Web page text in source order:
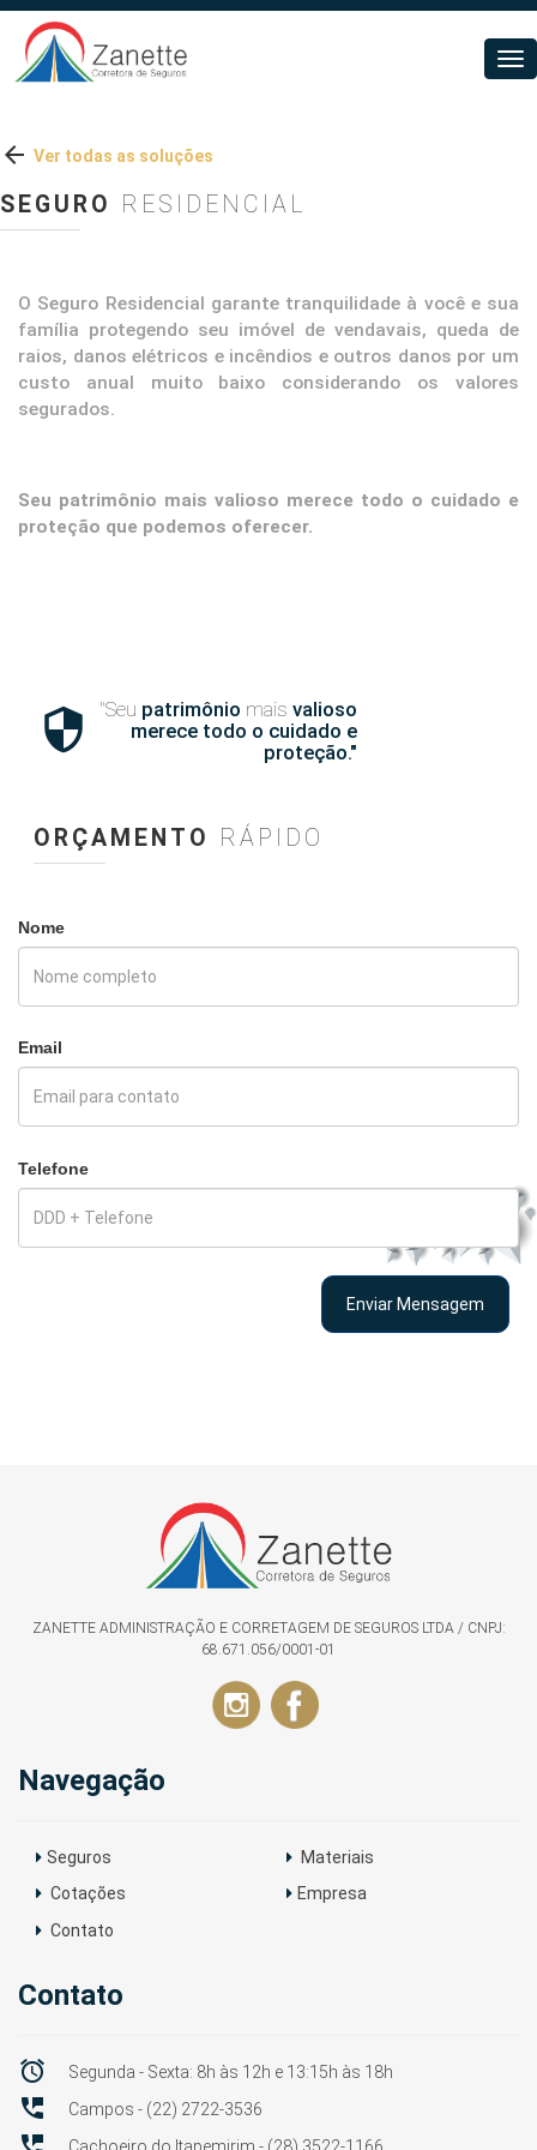
 Ver todas as soluções
SEGURO RESIDENCIAL
O Seguro Residencial garante tranquilidade à você e sua
família protegendo seu imóvel de vendavais, queda de
raios, danos elétricos e incêndios e outros danos por um
custo anual muito baixo considerando os valores
segurados.
Seu patrimônio mais valioso merece todo o cuidado e
proteção que podemos oferecer.
 "Seu patrimônio mais valioso
merece todo o cuidado e
proteção."
ORÇAMENTO RÁPIDO
Nome
Email
Telefone
Enviar Mensagem
ZANETTE ADMINISTRAÇÃO E CORRETAGEM DE SEGUROS LTDA / CNPJ:
68.671.056/0001-01
Navegação
Seguros
Cotações
Contato
Materiais
Empresa
Contato
 Segunda - Sexta: 8h às 12h e 13:15h às 18h
 Campos - (22) 2722-3536